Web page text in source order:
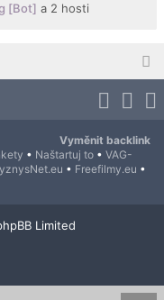
[Bot] a 2 hosti
Vyměnit backlink
• Naštartuj to • VAG-
• Freefilmy.eu •
Limited